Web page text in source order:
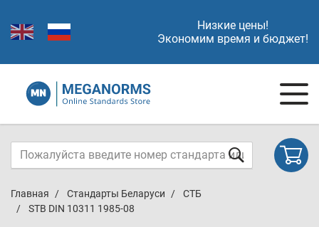
Низкие цены!
Экономим время и бюджет!
Главная Стандарты Беларуси
СТБ
STB DIN 10311 1985-08